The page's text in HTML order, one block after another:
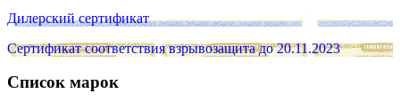
Дилерский сертификат
Сертификат соответствия взрывозащита до 20.11.2023
Список марок